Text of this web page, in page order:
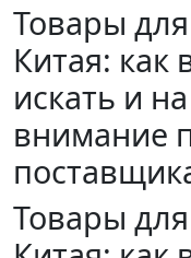
Товары
Китая: как
искать и
внимание
Товары